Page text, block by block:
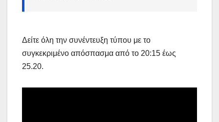
Δείτε όλη την συνέντευξη τύπου με το
συγκεκριμένο απόσπασμα από το 20:15 έως
25.20.